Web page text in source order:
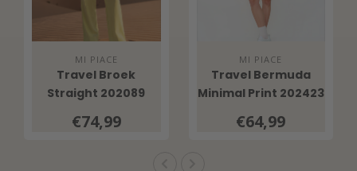
MI PIACE
Travel Broek
Straight 202089
€74,99
MI PIACE
Travel Bermuda
Minimal Print 202423
€64,99